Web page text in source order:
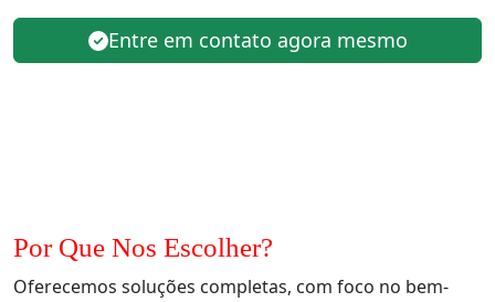
Entre em contato agora mesmo
Por Que Nos Escolher?
Oferecemos soluções completas, com foco no bem-